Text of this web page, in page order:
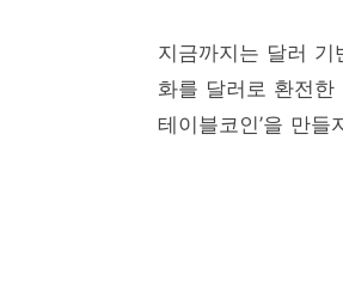
지금까지는 달러 기
화를 달러로 환전한
테이블코인’을 만